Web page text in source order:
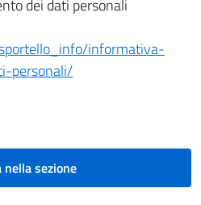
dei dati personali
informativa-
personali/
nella sezione